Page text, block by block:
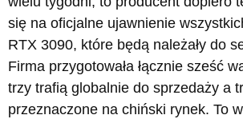
się na oficjalne ujawnienie
RTX 3090, które będą należały do
Firma przygotowała łącznie sześć
trzy trafią globalnie do sprzedaży a
przeznaczone na chiński rynek. To